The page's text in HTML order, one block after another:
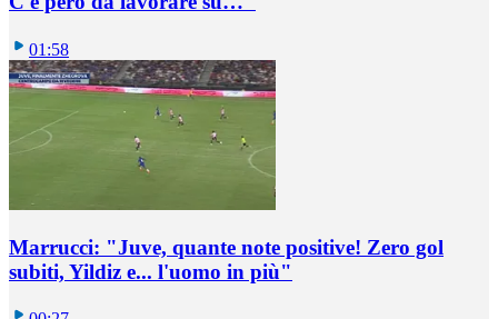
01:58
Marrucci: "Juve, quante note positive! Zero gol
subiti, Yildiz e... l'uomo in più"